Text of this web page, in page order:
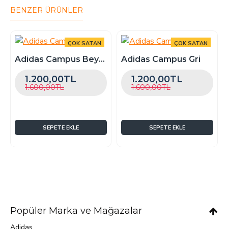
verirken ; açıklama kısmına 'kalıp istiyorum'
yazabilirsiniz , ekstra bir bedel alınmaz.
BENZER ÜRÜNLER
ÇOK SATAN
-25 %Adidas Campus Beyaz
1.200,00TL
1.600,00TL
SEPETE EKLE
ÇOK SATAN
-25 %
Adidas Campus Gri
1.200,00TL
1.600,00TL
SEPETE EKLE
Popüler Marka ve Mağazalar